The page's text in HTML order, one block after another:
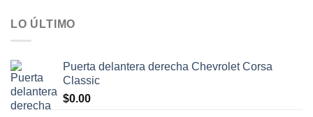
LO ÚLTIMO
Puerta delantera derecha Chevrolet Corsa
Classic
$0.00